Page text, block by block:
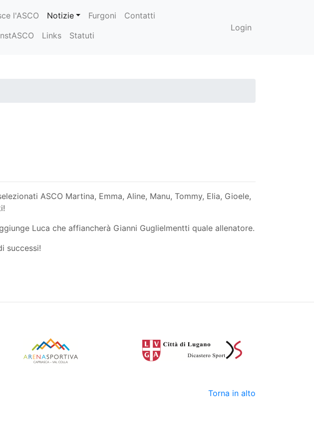
l'ASCO Notizie Furgoni
Contatti
Links Statuti
Login
ASCO Martina, Emma, Aline, Manu, Tommy, Elia, Gioele,
Luca che affiancherà Gianni Guglielmentti quale allenatore.
successi!
Torna in alto